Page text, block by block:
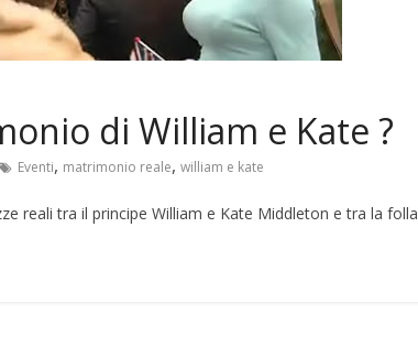
di William e Kate ?
Eventi, matrimonio reale, william e kate
reali tra il principe William e Kate Middleton e tra la folla